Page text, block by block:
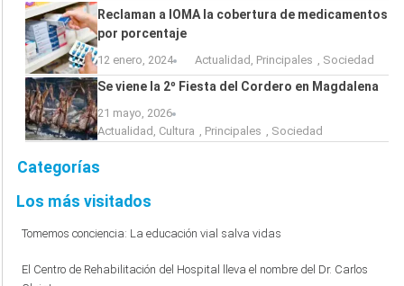
Reclaman a IOMA la cobertura de medicamentos
por porcentaje
12 enero, 2024 Actualidad Principales Sociedad
Se viene la 2º Fiesta del Cordero en Magdalena
21 mayo, 2026
Actualidad Cultura Principales Sociedad
Categorías
Los más visitados
Tomemos conciencia: La educación vial salva vidas
El Centro de Rehabilitación del Hospital lleva el nombre del Dr. Carlos